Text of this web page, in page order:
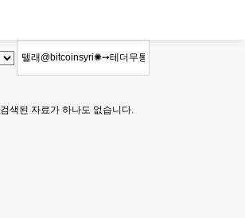
검색된 자료가 하나도 없습니다.